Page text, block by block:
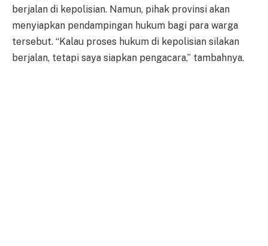
berjalan di kepolisian. Namun, pihak provinsi akan
menyiapkan pendampingan hukum bagi para warga
tersebut. “Kalau proses hukum di kepolisian silakan
berjalan, tetapi saya siapkan pengacara,” tambahnya.